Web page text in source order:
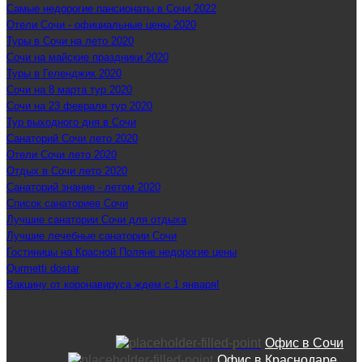
Самые недорогие пансионаты в Сочи 2022
Отели Сочи - официальные цены 2020
Туры в Сочи на лето 2020
Сочи на майские праздники 2020
Туры в Геленджик 2020
Сочи на 8 марта тур 2020
Сочи на 23 февраля тур 2020
Тур выходного дня в Сочи
Санаторий Сочи лето 2020
Отели Сочи лето 2020
Отдых в Сочи лето 2020
Санаторий знание - летом 2020
Список санаториев Сочи
Лучшие санатории Сочи для отдыха
Лучшие лечебные санатории Сочи
Гостиницы на Красной Поляне недорогие цены
Qurmetti dostar
Вакцину от коронавируса ждем с 1 января!
Офис в Сочи